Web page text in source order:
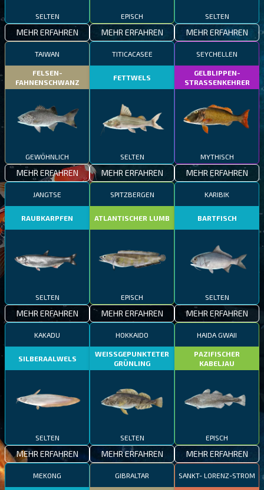
SELTEN
MEHR ERFAHREN
EPISCH
MEHR ERFAHREN
SELTEN
MEHR ERFAHREN
TAIWAN
FELSEN-
FAHNENSCHWANZ
GEWÖHNLICH
MEHR ERFAHREN
TITICACASEE
FETTWELS
SELTEN
MEHR ERFAHREN
SEYCHELLEN
GELBLIPPEN-
STRASSENKEHRER
MYTHISCH
MEHR ERFAHREN
JANGTSE
RAUBKARPFEN
SELTEN
MEHR ERFAHREN
SPITZBERGEN
ATLANTISCHER LUMB
EPISCH
MEHR ERFAHREN
KARIBIK
BARTFISCH
SELTEN
MEHR ERFAHREN
KAKADU
SILBERAALWELS
SELTEN
MEHR ERFAHREN
HOKKAIDO
WEISSGEPUNKTETER
GRÜNLING
SELTEN
MEHR ERFAHREN
HAIDA GWAII
PAZIFISCHER
KABELJAU
EPISCH
MEHR ERFAHREN
MEKONG GIBRALTAR SANKT- LORENZ-STROM